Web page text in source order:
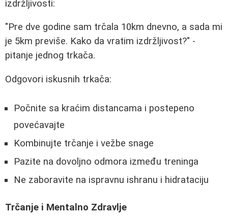
izdržljivosti:
"Pre dve godine sam trčala 10km dnevno, a sada mi
je 5km previše. Kako da vratim izdržljivost?" -
pitanje jednog trkača.
Odgovori iskusnih trkača:
Počnite sa kraćim distancama i postepeno
povećavajte
Kombinujte trčanje i vežbe snage
Pazite na dovoljno odmora između treninga
Ne zaboravite na ispravnu ishranu i hidrataciju
Trčanje i Mentalno Zdravlje